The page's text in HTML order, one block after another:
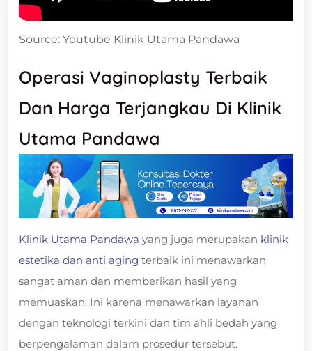
Source: Youtube Klinik Utama Pandawa
Operasi Vaginoplasty Terbaik
Dan Harga Terjangkau Di Klinik
Utama Pandawa
Klinik Utama Pandawa yang juga merupakan klinik
estetika dan anti aging terbaik ini menawarkan
sangat aman dan memberikan hasil yang
memuaskan. Ini karena menawarkan layanan
dengan teknologi terkini dan tim ahli bedah yang
berpengalaman dalam prosedur tersebut.